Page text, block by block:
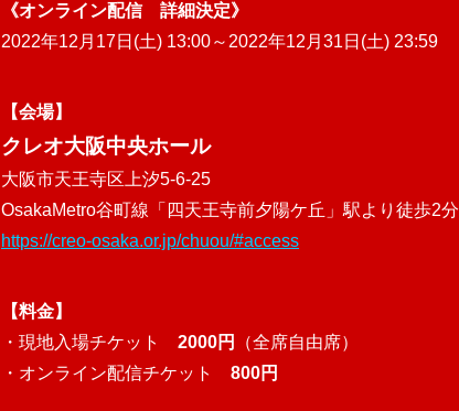
《オンライン配信 詳細決定》
2022年12月17日(土) 13:00～2022年12月31日(土) 23:59
【会場】
クレオ大阪中央ホール
大阪市天王寺区上汐5-6-25
OsakaMetro谷町線「四天王寺前夕陽ケ丘」駅より徒歩2分
https://creo-osaka.or.jp/chuou/#access
【料金】
・現地入場チケット 2000円
（全席自由席）
・オンライン配信チケット 800円